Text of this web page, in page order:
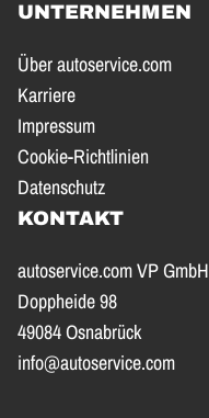
UNTERNEHMEN
Über autoservice.com
Karriere
Impressum
Cookie-Richtlinien
Datenschutz
KONTAKT
autoservice.com VP GmbH
Doppheide 98
49084 Osnabrück
info@autoservice.com